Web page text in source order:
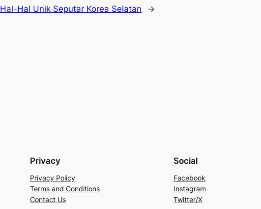
Hal-Hal Unik Seputar Korea Selatan →
Privacy
Privacy Policy
Terms and Conditions
Contact Us
Social
Facebook
Instagram
Twitter/X